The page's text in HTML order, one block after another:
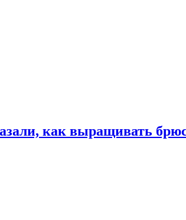
как выращивать